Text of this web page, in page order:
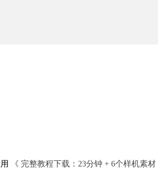
《 完整教程下载 ：23分钟 + 6个样机素材